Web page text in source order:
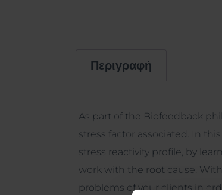
Περιγραφή
As part of the Biofeedback
stress factor associated. In
stress reactivity profile, by
work with the root cause.
problems of your clients in